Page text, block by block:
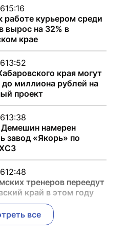
15:16
работе курьером среди
вырос на 32% в
крае
13:52
края могут
до миллиона рублей на
проект
13:38
намерен
завод «Якорь» по
12:48
тренеров переедут
край в этом году
все